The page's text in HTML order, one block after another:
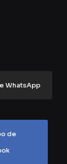
WhatsApp
de